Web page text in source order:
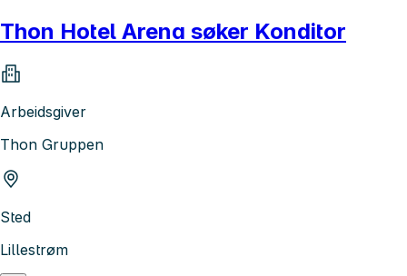
Thon Hotel Arena søker Konditor
Arbeidsgiver
Thon Gruppen
Sted
Lillestrøm